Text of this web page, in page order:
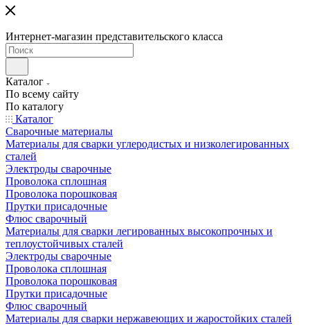
Интернет-магазин представительского класса
Каталог
По всему сайту
По каталогу
Каталог
Сварочные материалы
Материалы для сварки углеродистых и низколегированных
сталей
Электроды сварочные
Проволока сплошная
Проволока порошковая
Прутки присадочные
Флюс сварочный
Материалы для сварки легированных высокопрочных и
теплоустойчивых сталей
Электроды сварочные
Проволока сплошная
Проволока порошковая
Прутки присадочные
Флюс сварочный
Материалы для сварки нержавеющих и жаростойких сталей